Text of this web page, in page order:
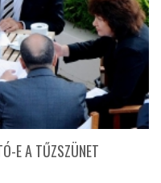
E A TŰZSZÜNET